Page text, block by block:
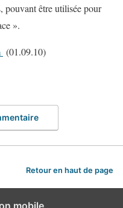
pouvant être utilisée pour
».
(01.09.10)
Retour en haut de page
mobile